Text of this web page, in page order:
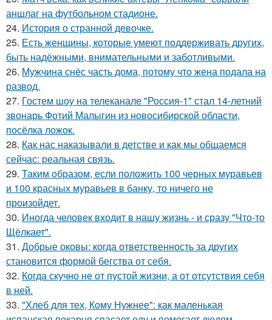
аншлаг на футбольном стадионе.
24. История о странной девочке.
25. Есть женщины, которые умеют поддерживать других,
быть надёжными, внимательными и заботливыми.
26. Мужчина снёс часть дома, потому что жена подала на
развод.
27. Гостем шоу на телеканале "Россия-1" стал 14-летний
звонарь Фотий Малыгин из новосибирской области,
посёлка ложок.
28. Как нас наказывали в детстве и как мы общаемся
сейчас: реальная связь.
29. Таким образом, если положить 100 черных муравьев
и 100 красных муравьев в банку, то ничего не
произойдет.
30. Иногда человек входит в нашу жизнь - и сразу "Что-то
Щёлкает".
31. Добрые оковы: когда ответственность за других
становится формой бегства от себя.
32. Когда скучно не от пустой жизни, а от отсутствия себя
в ней.
33. "Хлеб для тех, Кому Нужнее": как маленькая